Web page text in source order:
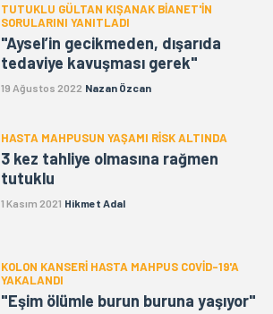
TUTUKLU GÜLTAN KIŞANAK BİANET'İN
SORULARINI YANITLADI
"Aysel’in gecikmeden, dışarıda
tedaviye kavuşması gerek"
19 Ağustos 2022 Nazan Özcan
HASTA MAHPUSUN YAŞAMI RİSK ALTINDA
3 kez tahliye olmasına rağmen
tutuklu
1 Kasım 2021 Hikmet Adal
KOLON KANSERİ HASTA MAHPUS COVİD-19'A
YAKALANDI
"Eşim ölümle burun buruna yaşıyor"